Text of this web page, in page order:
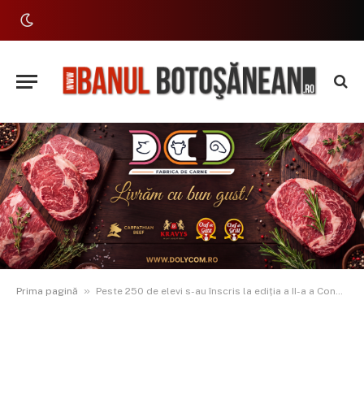
Prima pagină » Peste 250 de elevi s-au înscris la ediția a II-a a Concursului de discursuri publice „Vocea unei Generații!”